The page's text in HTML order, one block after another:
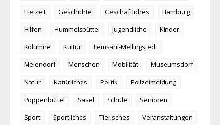
Freizeit
Geschichte Geschäftliches
Hamburg
Hilfen
Hummelsbüttel Jugendliche
Kinder
Kolumne
Kultur
Lemsahl-Mellingstedt
Meiendorf
Menschen Mobilität
Museumsdorf
Natur
Natürliches Politik
Polizeimeldung
Poppenbüttel
Sasel Schule
Senioren
Sport
Sportliches Tierisches
Veranstaltungen